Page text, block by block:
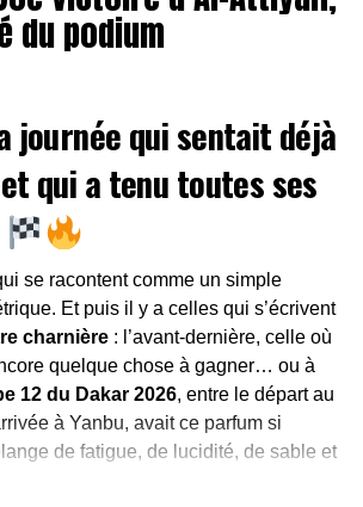
: plus rapide ne veut pas dire plus
chaque décision compte. Lever le pied
faire gagner des heures… plus tard.
direct de l’étape 4 :
qui a tout changé
l’étape 5 sans revenir
4, véritable point de bascule du
journée marathon, terrain cassant,
et surtoutabsence totale
et mer
du pilotage.
: la montagne et ses
Yanbu, les pilotes sont projetés
, fait de pistes de gravette
et de cailloux omniprésents. Ici,
sur la vitesse pure.
de cette première section :
trajectoirespour éviter les
du podium
journée qui sentait déjà
qui a tenu toutes ses
se racontent comme un simple
Et puis il y a celles qui s’écrivent
charnière: l’avant-dernière, celle où
quelque chose à gagner… ou à
12 du Dakar 2026, entre le départ au
à Yanbu, avait ce parfum si
de fatigue, de lucidité, de sable et